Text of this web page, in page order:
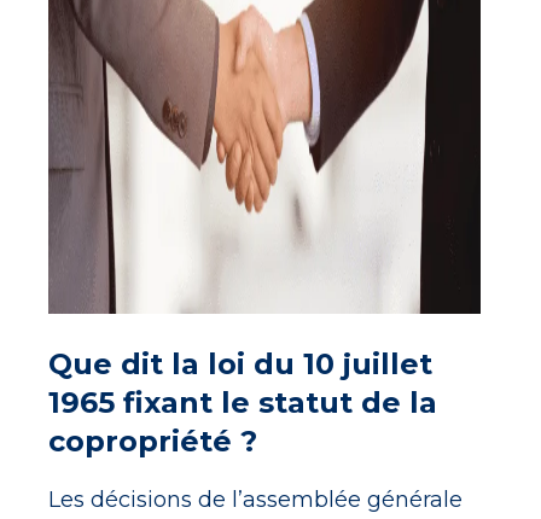
Que dit la loi du 10 juillet
1965 fixant le statut de la
copropriété ?
Les décisions de l’assemblée générale